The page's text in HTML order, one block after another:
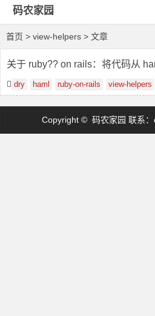
码农家园
首页 > view-helpers > 文章
关于 ruby?? on rails：将代码从
dry haml ruby-on-rails view-helpers
Copyright © 码农家园 联系：